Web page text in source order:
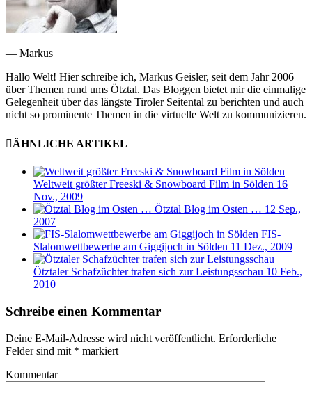
— Markus
Hallo Welt! Hier schreibe ich, Markus Geisler, seit dem Jahr 2006
über Themen rund ums Ötztal. Das Bloggen bietet mir die einmalige
Gelegenheit über das längste Tiroler Seitental zu berichten und auch
nicht so prominente Themen in die virtuelle Welt zu kommunizieren.
ÄHNLICHE ARTIKEL
Weltweit größter Freeski & Snowboard Film in Sölden 16
Nov., 2009
Ötztal Blog im Osten … 12 Sep.,
2007
FIS-
Slalomwettbewerbe am Giggijoch in Sölden 11 Dez., 2009
Ötztaler Schafzüchter trafen sich zur Leistungsschau 10 Feb.,
2010
Schreibe einen Kommentar
Deine E-Mail-Adresse wird nicht veröffentlicht. Erforderliche
Felder sind mit * markiert
Kommentar